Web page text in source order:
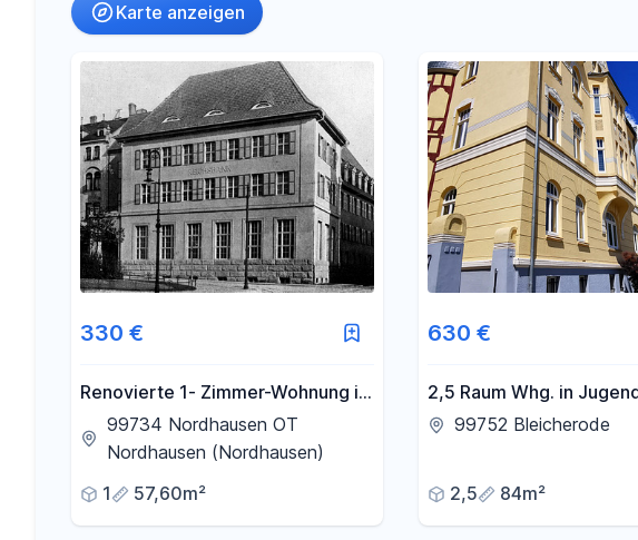
Filter für Preis
Fläche - m²
Filter für
Karte anzeigen
330 €
Renovierte 1- Zimmer-Wohnung in
Nähe des Theaters Nordhausen
99734 Nordhausen OT
Nordhausen (Nordhausen)
1
57,60m²
630 €
2,5 Raum Whg. in Jugendstil Villa
zu vermieten
99752 Bleicherode
2,5 84m²